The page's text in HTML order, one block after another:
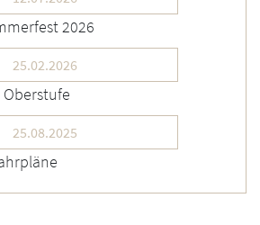
2026
25.02.2026
25.08.2025